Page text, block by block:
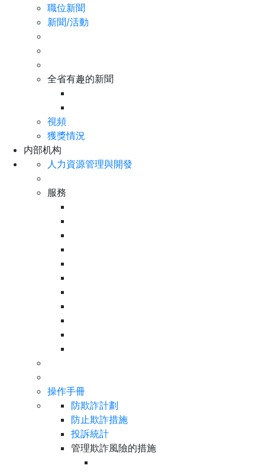
職位新聞
新聞/活動
全省有趣的新聞
視頻
獲獎情況
内部机构
人力資源管理與開發
服務
操作手冊
防欺詐計劃
防止欺詐措施
投訴統計
管理欺詐風險的措施